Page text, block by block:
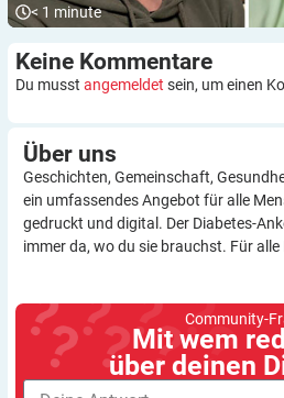
< 1 minute
Keine Kommentare
Du musst angemeldet sein, um einen
Über uns
Geschichten, Gemeinschaft,
ein umfassendes Angebot für alle
gedruckt und digital. Der Diabetes-
immer da, wo du sie brauchst. Für
Community-
Mit wem
über deinen